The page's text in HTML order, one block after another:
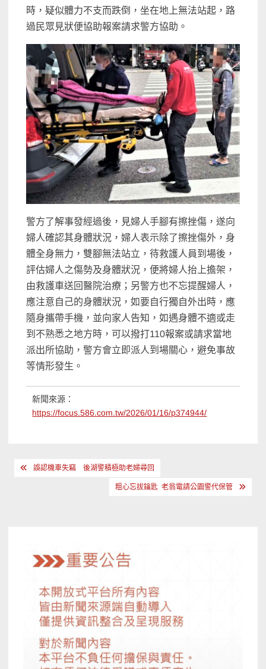
時，疑似體力不支而跌倒，坐在地上無法站起，路
過民眾見狀便協助報案請求警方協助。
警方了解事發經過後，見婦人手腳有擦挫傷，遂向
婦人確認其身體狀況，婦人表示除了擦挫傷外，身
體全身無力，雙腳無法站立，待救護人員到場後，
評估婦人之傷勢及身體狀況，便將婦人抬上擔架，
由救護車送回醫院治療；另警方也不忘提醒婦人，
應注意自己的身體狀況，如要自行獨自外出時，應
隨身攜帶手機，並向家人告知，如遇身體不適或走
到不熟悉之地方時，可以撥打110報案或請求當地
派出所協助，警方會立即派人到場關心，避免事故
等情形發生。
新聞來源：
https://focus.586.com.tw/2026/01/16/p374944/
文 誤認機車失竊 後湖警積極助老婦尋回
粗心忘拔鑰匙 老翁電請公園警代保管